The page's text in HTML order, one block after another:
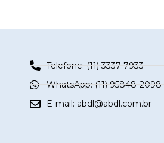
Telefone: (11) 3337-7933
WhatsApp: (11) 95848-2098
E-mail: abdl@abdl.com.br